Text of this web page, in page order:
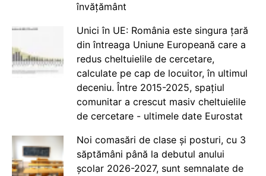
învățământ
Unici în UE: România este singura țară
din întreaga Uniune Europeană care a
redus cheltuielile de cercetare,
calculate pe cap de locuitor, în ultimul
deceniu. Între 2015-2025, spațiul
comunitar a crescut masiv cheltuielile
de cercetare - ultimele date Eurostat
Noi comasări de clase și posturi, cu 3
săptămâni până la debutul anului
școlar 2026-2027, sunt semnalate de